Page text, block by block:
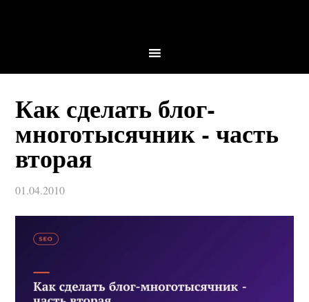
Как сделать блог-
многотысячник - часть
вторая
01.04.2010